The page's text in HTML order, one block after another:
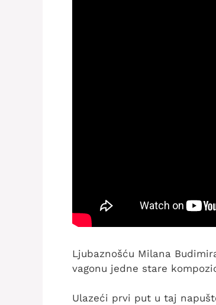
Ljubaznošću Milana
vagonu jedne stare
Ulazeći prvi put u taj